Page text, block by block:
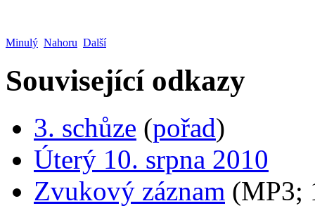
Minulý Nahoru Další
Související odkazy
3. schůze (pořad)
Úterý 10. srpna 2010
Zvukový záznam (MP3;